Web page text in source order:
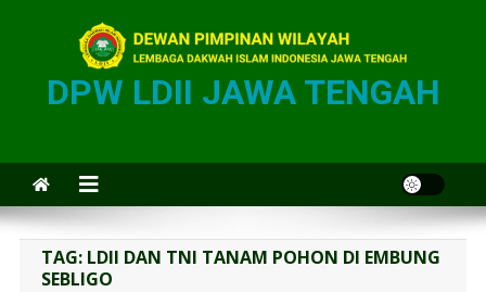
DPW LDII JAWA TENGAH
TAG: LDII DAN TNI TANAM POHON DI EMBUNG
SEBLIGO